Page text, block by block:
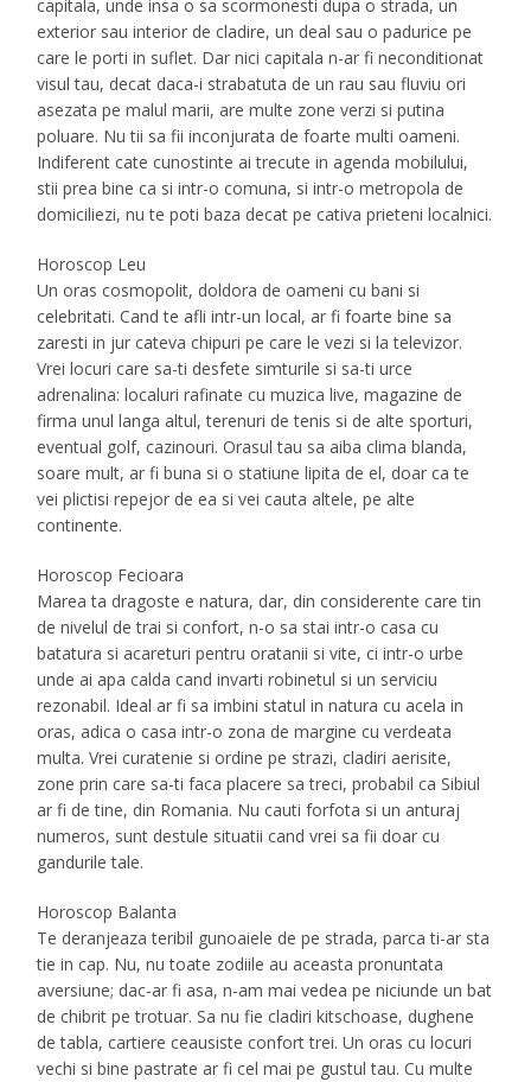
capitala, unde insa o sa scormonesti dupa o strada, un
exterior sau interior de cladire, un deal sau o padurice pe
care le porti in suflet. Dar nici capitala n-ar fi neconditionat
visul tau, decat daca-i strabatuta de un rau sau fluviu ori
asezata pe malul marii, are multe zone verzi si putina
poluare. Nu tii sa fii inconjurata de foarte multi oameni.
Indiferent cate cunostinte ai trecute in agenda mobilului,
stii prea bine ca si intr-o comuna, si intr-o metropola de
domiciliezi, nu te poti baza decat pe cativa prieteni localnici.
Horoscop Leu
Un oras cosmopolit, doldora de oameni cu bani si
celebritati. Cand te afli intr-un local, ar fi foarte bine sa
zaresti in jur cateva chipuri pe care le vezi si la televizor.
Vrei locuri care sa-ti desfete simturile si sa-ti urce
adrenalina: localuri rafinate cu muzica live, magazine de
firma unul langa altul, terenuri de tenis si de alte sporturi,
eventual golf, cazinouri. Orasul tau sa aiba clima blanda,
soare mult, ar fi buna si o statiune lipita de el, doar ca te
vei plictisi repejor de ea si vei cauta altele, pe alte
continente.
Horoscop Fecioara
Marea ta dragoste e natura, dar, din considerente care tin
de nivelul de trai si confort, n-o sa stai intr-o casa cu
batatura si acareturi pentru oratanii si vite, ci intr-o urbe
unde ai apa calda cand invarti robinetul si un serviciu
rezonabil. Ideal ar fi sa imbini statul in natura cu acela in
oras, adica o casa intr-o zona de margine cu verdeata
multa. Vrei curatenie si ordine pe strazi, cladiri aerisite,
zone prin care sa-ti faca placere sa treci, probabil ca Sibiul
ar fi de tine, din Romania. Nu cauti forfota si un anturaj
numeros, sunt destule situatii cand vrei sa fii doar cu
gandurile tale.
Horoscop Balanta
Te deranjeaza teribil gunoaiele de pe strada, parca ti-ar sta
tie in cap. Nu, nu toate zodiile au aceasta pronuntata
aversiune; dac-ar fi asa, n-am mai vedea pe niciunde un bat
de chibrit pe trotuar. Sa nu fie cladiri kitschoase, dughene
de tabla, cartiere ceausiste confort trei. Un oras cu locuri
vechi si bine pastrate ar fi cel mai pe gustul tau. Cu multe